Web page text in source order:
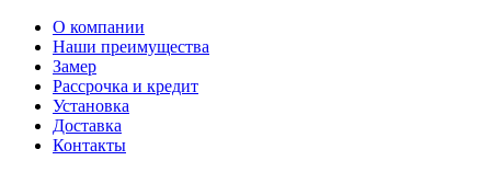
О компании
Наши преимущества
Замер
Рассрочка и кредит
Установка
Доставка
Контакты